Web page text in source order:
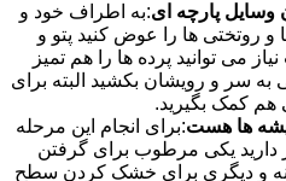
پارچه ای:به اطراف خود و
و روتختی ها را عوض کنید پتو و
می توانید پرده ها را هم تمیز
به سر و رویشان بکشید البته برای
هم کمک بگیرید.
ها هست:برای انجام این مرحله
یکی مرطوب برای گرفتن
و دیگری برای خشک کردن سطح